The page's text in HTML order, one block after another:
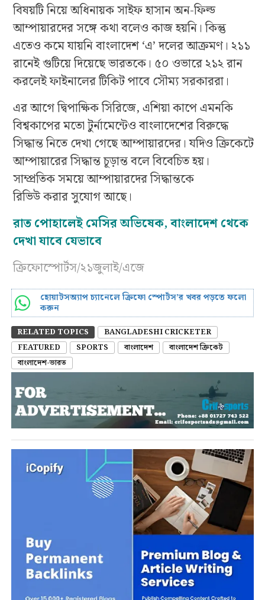
বিষয়টি নিয়ে অধিনায়ক সাইফ হাসান অন-ফিল্ড
আম্পায়ারদের সঙ্গে কথা বলেও কাজ হয়নি। কিন্তু
এতেও কমে যায়নি বাংলাদেশ ‘এ’ দলের আক্রমণ। ২১১
রানেই গুটিয়ে দিয়েছে ভারতকে। ৫০ ওভারে ২১২ রান
করলেই ফাইনালের টিকিট পাবে সৌম্য সরকাররা।
এর আগে দ্বিপাক্ষিক সিরিজে, এশিয়া কাপে এমনকি
বিশ্বকাপের মতো টুর্নামেন্টেও বাংলাদেশের বিরুদ্ধে
সিদ্ধান্ত নিতে দেখা গেছে আম্পায়ারদের। যদিও ক্রিকেটে
আম্পায়ারের সিদ্ধান্ত চূড়ান্ত বলে বিবেচিত হয়।
সাম্প্রতিক সময়ে আম্পায়ারদের সিদ্ধান্তকে
রিভিউ করার সুযোগ আছে।
রাত পোহালেই মেসির অভিষেক, বাংলাদেশ থেকে
দেখা যাবে যেভাবে
ক্রিফোস্পোর্টস/২১জুলাই/এজে
হোয়াটসঅ্যাপ চ্যানেলে ক্রিফো স্পোর্টস’র খবর পড়তে ফলো
করুন
RELATED TOPICS
BANGLADESHI CRICKETER
FEATURED
SPORTS বাংলাদেশ
বাংলাদেশ ক্রিকেট
বাংলাদেশ-ভারত